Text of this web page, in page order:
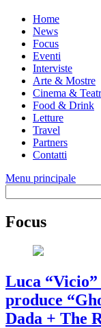
Home
News
Focus
Eventi
Interviste
Arte & Mostre
Cinema &
Food & Drink
Letture
Travel
Partners
Contatti
Menu principale
Focus
Luca
produce
Dada + The